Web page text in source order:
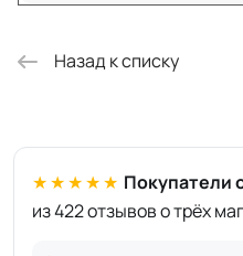
Назад к списку
★★★★★ Покупатели
из 422 отзывов о трёх